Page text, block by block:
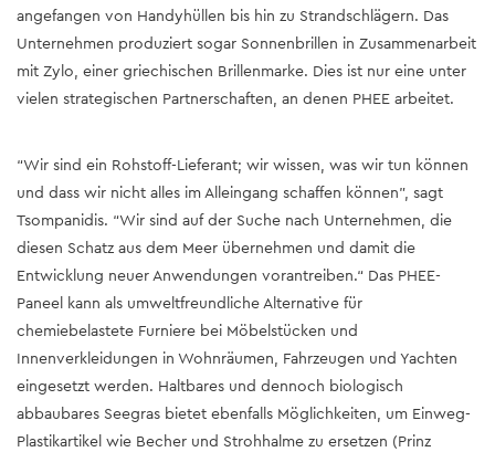
angefangen von Handyhüllen bis hin zu Strandschlägern. Das
Unternehmen produziert sogar Sonnenbrillen in Zusammenarbeit
mit Zylo, einer griechischen Brillenmarke. Dies ist nur eine unter
vielen strategischen Partnerschaften, an denen PHEE arbeitet.
“Wir sind ein Rohstoff-Lieferant; wir wissen, was wir tun können
und dass wir nicht alles im Alleingang schaffen können”, sagt
Tsompanidis. “Wir sind auf der Suche nach Unternehmen, die
diesen Schatz aus dem Meer übernehmen und damit die
Entwicklung neuer Anwendungen vorantreiben.“ Das PHEE-
Paneel kann als umweltfreundliche Alternative für
chemiebelastete Furniere bei Möbelstücken und
Innenverkleidungen in Wohnräumen, Fahrzeugen und Yachten
eingesetzt werden. Haltbares und dennoch biologisch
abbaubares Seegras bietet ebenfalls Möglichkeiten, um Einweg-
Plastikartikel wie Becher und Strohhalme zu ersetzen (Prinz